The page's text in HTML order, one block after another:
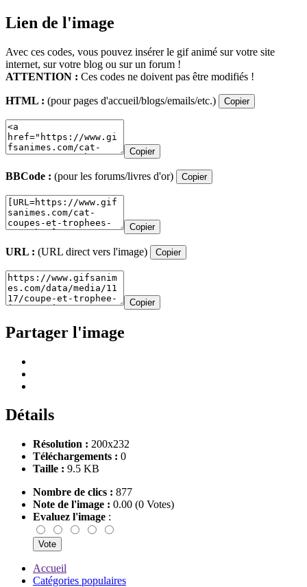
Lien de l'image
Avec ces codes, vous pouvez insérer le gif animé sur votre site
internet, sur votre blog ou sur un forum !
ATTENTION : Ces codes ne doivent pas être modifiés !
HTML : (pour pages d'accueil/blogs/emails/etc.) Copier
Copier
BBCode : (pour les forums/livres d'or) Copier
Copier
URL : (URL direct vers l'image) Copier
Copier
Partager l'image
Détails
Résolution : 200x232
Téléchargements : 0
Taille : 9.5 KB
Nombre de clics : 877
Note de l'image : 0.00 (0 Votes)
Evaluez l'image :
Accueil
Catégories populaires